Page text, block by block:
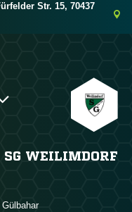
Str. 15, 70437
SG WEILIMDORF